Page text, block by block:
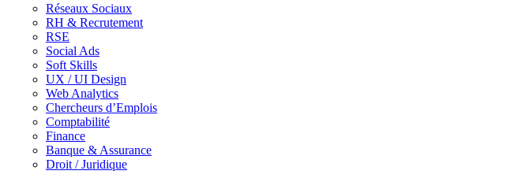
Réseaux Sociaux
RH & Recrutement
RSE
Social Ads
Soft Skills
UX / UI Design
Web Analytics
Chercheurs d’Emplois
Comptabilité
Finance
Banque & Assurance
Droit / Juridique